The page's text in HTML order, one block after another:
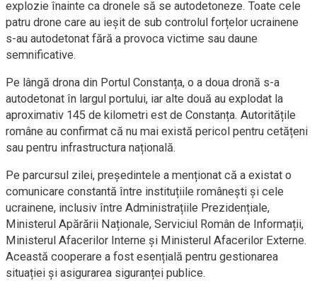
explozie înainte ca dronele să se autodetoneze. Toate cele
patru drone care au ieșit de sub controlul forțelor ucrainene
s-au autodetonat fără a provoca victime sau daune
semnificative.
Pe lângă drona din Portul Constanța, o a doua dronă s-a
autodetonat în largul portului, iar alte două au explodat la
aproximativ 145 de kilometri est de Constanța. Autoritățile
române au confirmat că nu mai există pericol pentru cetățeni
sau pentru infrastructura națională.
Pe parcursul zilei, președintele a menționat că a existat o
comunicare constantă între instituțiile românești și cele
ucrainene, inclusiv între Administrațiile Prezidențiale,
Ministerul Apărării Naționale, Serviciul Român de Informații,
Ministerul Afacerilor Interne și Ministerul Afacerilor Externe.
Această cooperare a fost esențială pentru gestionarea
situației și asigurarea siguranței publice.